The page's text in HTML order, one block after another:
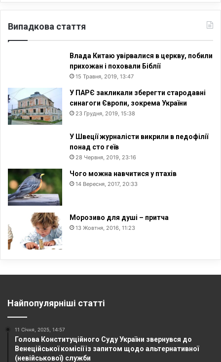
Випадкова стаття
Влада Китаю увірвалися в церкву, побили
прихожан і поховали Біблії
15 Травня, 2019, 13:47
У ПАРЄ закликали зберегти стародавні
синагоги Європи, зокрема України
23 Грудня, 2019, 15:38
У Швеції журналісти викрили в педофілії
понад сто геїв
28 Червня, 2019, 23:16
Чого можна навчитися у птахів
14 Вересня, 2017, 20:33
Морозиво для душі – притча
13 Жовтня, 2016, 11:23
Найпопулярніші статті
11 Січня, 2025, 14:57
Голова Конституційного Суду України звернувся до
Венеційської комісії із запитом щодо альтернативної
(невійськової) служби